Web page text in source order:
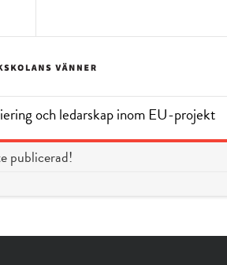
och ledarskap inom EU-projekt
publicerad!